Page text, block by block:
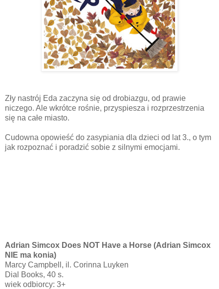
Zły nastrój Eda zaczyna się od drobiazgu, od prawie
niczego. Ale wkrótce rośnie, przyspiesza i rozprzestrzenia
się na całe miasto.
Cudowna opowieść do zasypiania dla dzieci od lat 3., o tym
jak rozpoznać i poradzić sobie z silnymi emocjami.
Adrian Simcox Does NOT Have a Horse (Adrian Simcox
NIE ma konia)
Marcy Campbell, il. Corinna Luyken
Dial Books, 40 s.
wiek odbiorcy: 3+